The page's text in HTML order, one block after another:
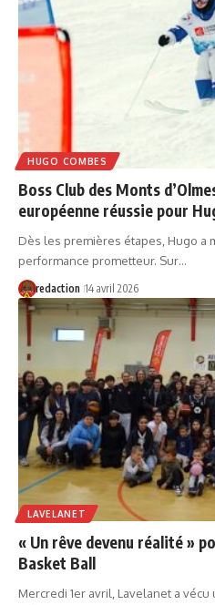
HUGO COMBES
Boss Club des Monts
européenne réussie pour
Dès les premières étapes, Hugo a
performance prometteur. Sur…
redaction 14 avril 2026
LAVELANET
« Un rêve devenu réalité »
Basket Ball
Mercredi 1er avril, Lavelanet a